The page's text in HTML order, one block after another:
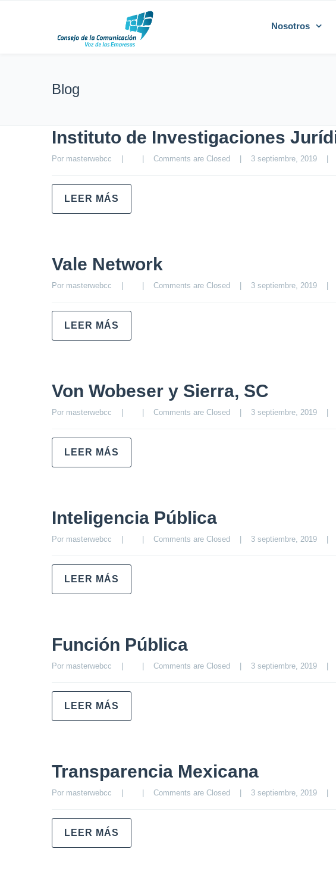
Nosotros
Blog
Instituto de Investigaciones
Por masterwebcc Comments are Closed 3 septiembre, 2019
LEER MÁS
Vale Network
Por masterwebcc Comments are Closed 3 septiembre, 2019
LEER MÁS
Von Wobeser y Sierra, SC
Por masterwebcc Comments are Closed 3 septiembre, 2019
LEER MÁS
Inteligencia Pública
Por masterwebcc Comments are Closed 3 septiembre, 2019
LEER MÁS
Función Pública
Por masterwebcc Comments are Closed 3 septiembre, 2019
LEER MÁS
Transparencia Mexicana
Por masterwebcc Comments are Closed 3 septiembre, 2019
LEER MÁS